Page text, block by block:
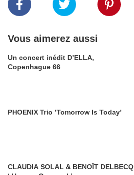
Vous aimerez aussi
Un concert inédit D’ELLA,
Copenhague 66
PHOENIX Trio ’Tomorrow Is Today’
CLAUDIA SOLAL & BENOÎT DELBECQ